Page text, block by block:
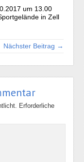
um 13.00
in Zell
Nächster Beitrag →
Erforderliche